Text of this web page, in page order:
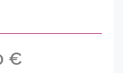
€